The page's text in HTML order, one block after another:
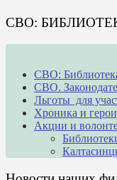
СВО:
СВО:
СВО.
Льготы для
Хроника и
Акции и